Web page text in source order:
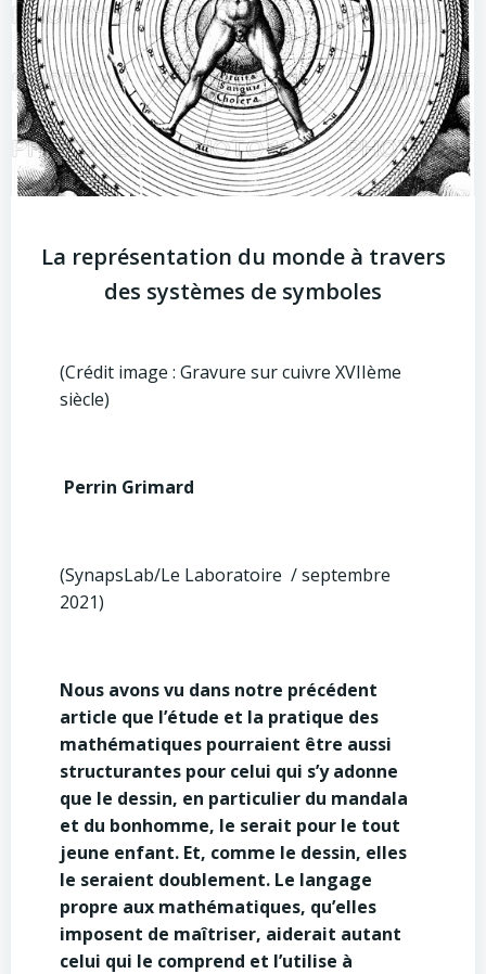
La représentation du monde à travers
des systèmes de symboles
(Crédit image : Gravure sur cuivre XVIIème
siècle)
Perrin Grimard
(SynapsLab/Le Laboratoire / septembre
2021)
Nous avons vu dans notre précédent
article que l’étude et la pratique des
mathématiques pourraient être aussi
structurantes pour celui qui s’y adonne
que le dessin, en particulier du mandala
et du bonhomme, le serait pour le tout
jeune enfant. Et, comme le dessin, elles
le seraient doublement. Le langage
propre aux mathématiques, qu’elles
imposent de maîtriser, aiderait autant
celui qui le comprend et l’utilise à